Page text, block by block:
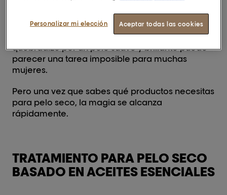
Transformar mágicamente el pelo seco y
quebradizo por un pelo suave y brillante puede
parecer una tarea imposible para muchas
mujeres.
Pero una vez que sabes qué productos necesitas
para pelo seco, la magia se alcanza
rápidamente.
TRATAMIENTO PARA PELO SECO
BASADO EN ACEITES ESENCIALES
Aceptar todas las cookies
Personalizar mi elección